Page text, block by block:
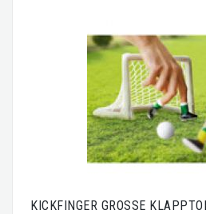
KICKFINGER GROSSE